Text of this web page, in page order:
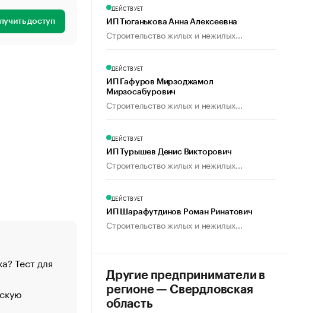
доступ
Тест для
создавшей GTA
«Деньги будут не нужны»: что рассказал Маск в
Economist
ДЕЙСТВУЕТ
ИП Тюганькова Анна Алексеевна
Строительство жилых и нежилых...
ДЕЙСТВУЕТ
ИП Гафуров Мирзоджамол
Мирзосабурович
Строительство жилых и нежилых...
ДЕЙСТВУЕТ
ИП Турышев Денис Викторович
Строительство жилых и нежилых...
ДЕЙСТВУЕТ
ИП Шарафутдинов Роман Ринатович
Строительство жилых и нежилых...
Другие предприниматели в
регионе — Свердловская
область